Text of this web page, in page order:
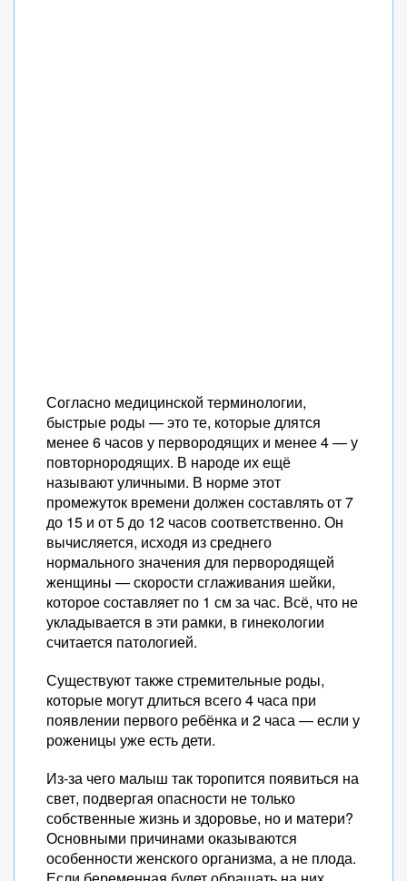
Согласно медицинской терминологии,
быстрые роды — это те, которые длятся
менее 6 часов у первородящих и менее 4 — у
повторнородящих. В народе их ещё
называют уличными. В норме этот
промежуток времени должен составлять от 7
до 15 и от 5 до 12 часов соответственно. Он
вычисляется, исходя из среднего
нормального значения для первородящей
женщины — скорости сглаживания шейки,
которое составляет по 1 см за час. Всё, что не
укладывается в эти рамки, в гинекологии
считается патологией.
Существуют также стремительные роды,
которые могут длиться всего 4 часа при
появлении первого ребёнка и 2 часа — если у
роженицы уже есть дети.
Из-за чего малыш так торопится появиться на
свет, подвергая опасности не только
собственные жизнь и здоровье, но и матери?
Основными причинами оказываются
особенности женского организма, а не плода.